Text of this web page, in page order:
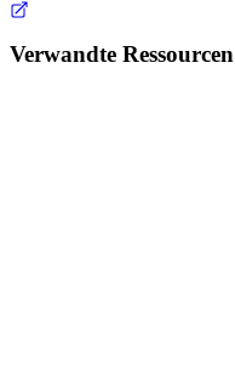
Verwandte Ressourcen